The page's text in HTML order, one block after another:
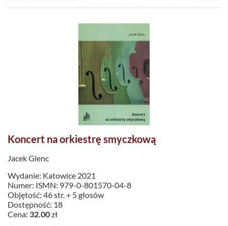
Koncert na orkiestrę smyczkową
Jacek Glenc
Wydanie: Katowice 2021
Numer: ISMN: 979-0-801570-04-8
Objętość: 46 str. + 5 głosów
Dostępność: 18
Cena: 32.00zł